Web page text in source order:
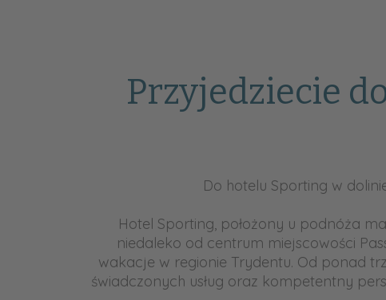
Przyjedziecie
Do hotelu Sporting w
Hotel Sporting, położony u podnóża
niedaleko od centrum miejscowości
wakacje w regionie Trydentu. Od ponad
świadczonych usług oraz kompetentny